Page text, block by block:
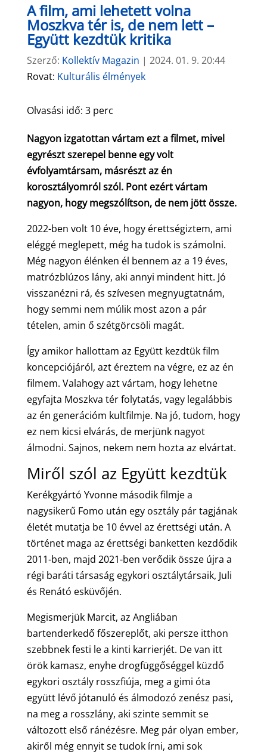
A film, ami lehetett volna
Moszkva tér is, de nem lett –
Együtt kezdtük kritika
Szerző: Kollektív Magazin | 2024. 01. 9. 20:44
Rovat: Kulturális élmények
Olvasási idő: 3 perc
Nagyon izgatottan vártam ezt a filmet, mivel
egyrészt szerepel benne egy volt
évfolyamtársam, másrészt az én
korosztályomról szól. Pont ezért vártam
nagyon, hogy megszólítson, de nem jött össze.
2022-ben volt 10 éve, hogy érettségiztem, ami
eléggé meglepett, még ha tudok is számolni.
Még nagyon élénken él bennem az a 19 éves,
matrózblúzos lány, aki annyi mindent hitt. Jó
visszanézni rá, és szívesen megnyugtatnám,
hogy semmi nem múlik most azon a pár
tételen, amin ő szétgörcsöli magát.
Így amikor hallottam az Együtt kezdtük film
koncepciójáról, azt éreztem na végre, ez az én
filmem. Valahogy azt vártam, hogy lehetne
egyfajta Moszkva tér folytatás, vagy legalábbis
az én generációm kultfilmje. Na jó, tudom, hogy
ez nem kicsi elvárás, de merjünk nagyot
álmodni. Sajnos, nekem nem hozta az elvártat.
Miről szól az Együtt kezdtük
Kerékgyártó Yvonne második filmje a
nagysikerű Fomo után egy osztály pár tagjának
életét mutatja be 10 évvel az érettségi után. A
történet maga az érettségi banketten kezdődik
2011-ben, majd 2021-ben verődik össze újra a
régi baráti társaság egykori osztálytársaik, Juli
és Renátó esküvőjén.
Megismerjük Marcit, az Angliában
bartenderkedő főszereplőt, aki persze itthon
szebbnek festi le a kinti karrierjét. De van itt
örök kamasz, enyhe drogfüggőséggel küzdő
egykori osztály rosszfiúja, meg a gimi óta
együtt lévő jótanuló és álmodozó zenész pasi,
na meg a rosszlány, aki szinte semmit se
változott első ránézésre. Meg pár olyan ember,
akiről még ennyit se tudok írni, ami sok